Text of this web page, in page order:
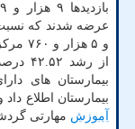
و ۵
از
بیمارستان های
بیمارستان اطلاع داد و عنوان کرد:
آموزش مهارتی